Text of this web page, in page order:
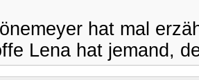
hat mal
Lena hat jemand,